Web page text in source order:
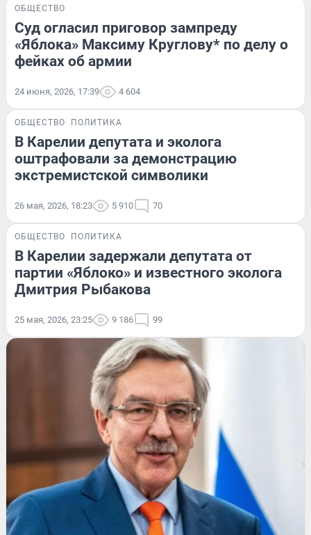
ОБЩЕСТВО
Суд огласил приговор зампреду
«Яблока» Максиму Круглову* по делу о
фейках об армии
24 июня, 2026, 17:39 4 604
ОБЩЕСТВО ПОЛИТИКА
В Карелии депутата и эколога
оштрафовали за демонстрацию
экстремистской символики
26 мая, 2026, 18:23 5 910 70
ОБЩЕСТВО ПОЛИТИКА
В Карелии задержали депутата от
партии «Яблоко» и известного эколога
Дмитрия Рыбакова
25 мая, 2026, 23:25 9 186 99